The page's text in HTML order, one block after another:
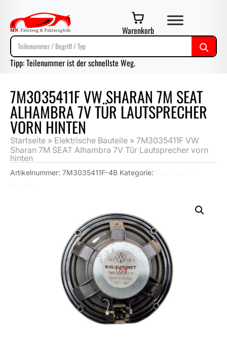
Warenkorb
Tipp: Teilenummer ist der schnellste Weg.
7M3035411F VW SHARAN 7M SEAT
ALHAMBRA 7V TÜR LAUTSPRECHER
VORN HINTEN
Startseite » Elektrische Bauteile » 7M3035411F VW
Sharan 7M SEAT Alhambra 7V Tür Lautsprecher vorn
hinten
Artikelnummer: 7M3035411F-4B Kategorie: